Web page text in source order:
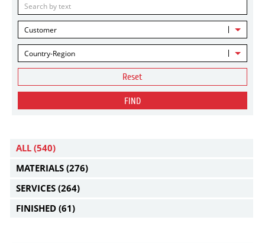
Customer
Country-Region
Reset
FIND
ALL (540)
MATERIALS (276)
SERVICES (264)
FINISHED (61)